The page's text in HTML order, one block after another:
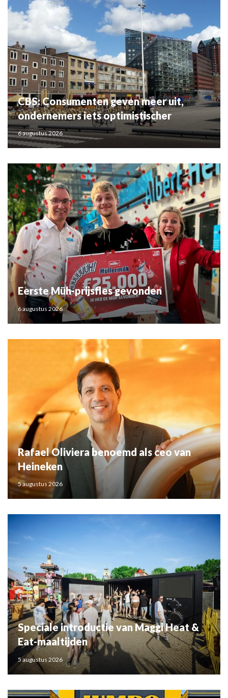
CBS: Consumenten geven meer uit,
ondernemers iets optimistischer
6 augustus 2026
Eerste Müh-prijsfles gevonden
6 augustus 2026
Rafael Oliviera benoemd als ceo van
Heineken
5 augustus 2026
Speciale introductie van Maggi Heat &
Eat-maaltijden
5 augustus 2026